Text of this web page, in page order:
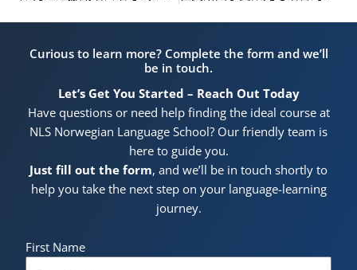
Curious to learn more? Complete the form and we’ll
be in touch.
Let’s Get You Started – Reach Out Today
Have questions or need help finding the ideal course at
NLS Norwegian Language School? Our friendly team is
here to guide you.
Just fill out the form, and we’ll be in touch shortly to
help you take the next step on your language-learning
journey.
First Name